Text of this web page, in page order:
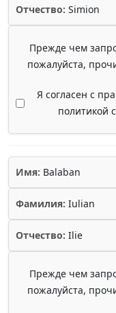
Отчество: Simion
Прежде чем
пожалуйста,
Я согласен с
политикой
Имя: Balaban
Фамилия: Iulian
Отчество: Ilie
Прежде чем
пожалуйста,